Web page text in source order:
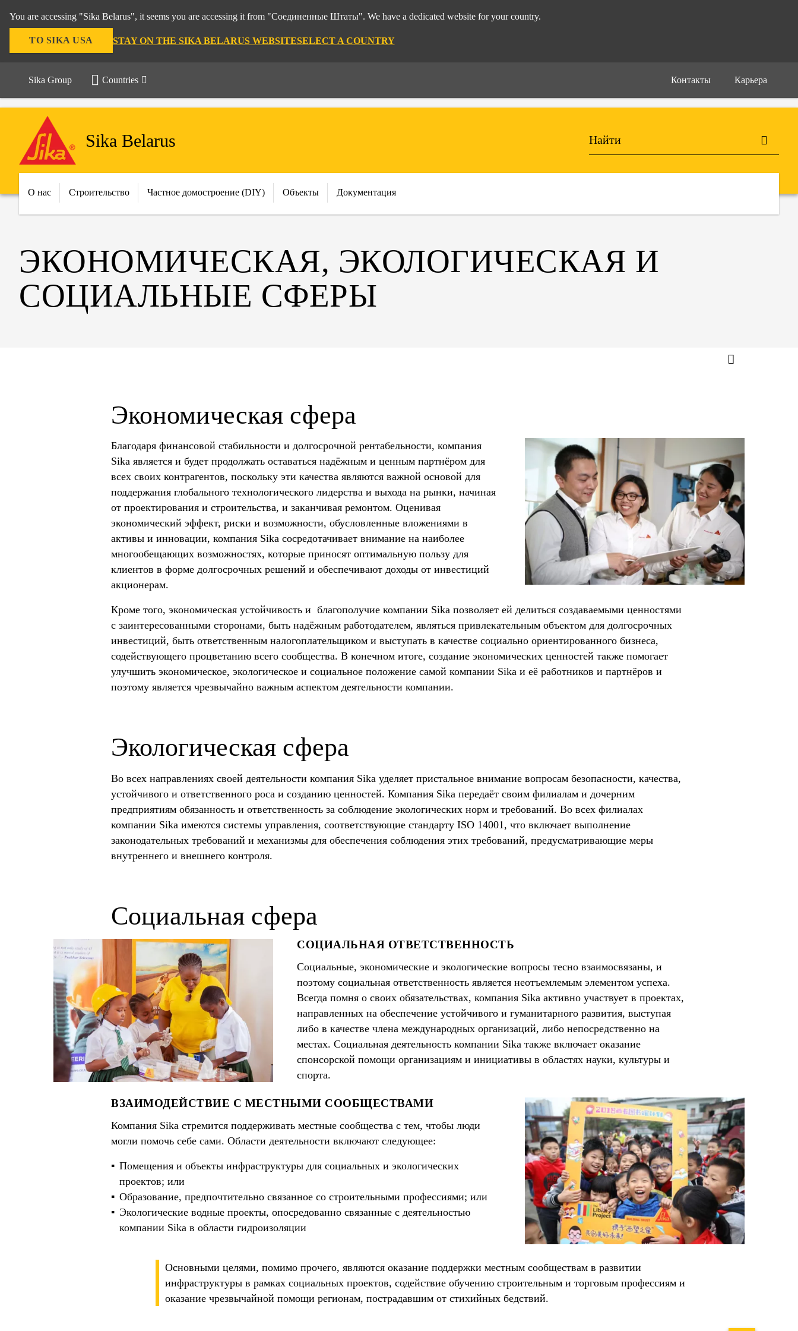
You are accessing "Sika Belarus", it seems you are accessing it from "Соединенные Штаты". We have a dedicated website for your country.
TO SIKA USA STAY ON THE SIKA BELARUS WEBSITESELECT A COUNTRY
Sika Group Countries Контакты Карьера
Sika Belarus
О нас Строительство Частное домостроение (DIY) Объекты Документация
ЭКОНОМИЧЕСКАЯ, ЭКОЛОГИЧЕСКАЯ И
СОЦИАЛЬНЫЕ СФЕРЫ
Экономическая сфера
Благодаря финансовой стабильности и долгосрочной рентабельности, компания
Sika является и будет продолжать оставаться надёжным и ценным партнёром для
всех своих контрагентов, поскольку эти качества являются важной основой для
поддержания глобального технологического лидерства и выхода на рынки, начиная
от проектирования и строительства, и заканчивая ремонтом. Оценивая
экономический эффект, риски и возможности, обусловленные вложениями в
активы и инновации, компания Sika сосредотачивает внимание на наиболее
многообещающих возможностях, которые приносят оптимальную пользу для
клиентов в форме долгосрочных решений и обеспечивают доходы от инвестиций
акционерам.
Кроме того, экономическая устойчивость и благополучие компании Sika позволяет ей делиться создаваемыми ценностями
с заинтересованными сторонами, быть надёжным работодателем, являться привлекательным объектом для долгосрочных
инвестиций, быть ответственным налогоплательщиком и выступать в качестве социально ориентированного бизнеса,
содействующего процветанию всего сообщества. В конечном итоге, создание экономических ценностей также помогает
улучшить экономическое, экологическое и социальное положение самой компании Sika и её работников и партнёров и
поэтому является чрезвычайно важным аспектом деятельности компании.
Экологическая сфера
Во всех направлениях своей деятельности компания Sika уделяет пристальное внимание вопросам безопасности, качества,
устойчивого и ответственного роса и созданию ценностей. Компания Sika передаёт своим филиалам и дочерним
предприятиям обязанность и ответственность за соблюдение экологических норм и требований. Во всех филиалах
компании Sika имеются системы управления, соответствующие стандарту ISO 14001, что включает выполнение
законодательных требований и механизмы для обеспечения соблюдения этих требований, предусматривающие меры
внутреннего и внешнего контроля.
Социальная сфера
СОЦИАЛЬНАЯ ОТВЕТСТВЕННОСТЬ
Социальные, экономические и экологические вопросы тесно взаимосвязаны, и
поэтому социальная ответственность является неотъемлемым элементом успеха.
Всегда помня о своих обязательствах, компания Sika активно участвует в проектах,
направленных на обеспечение устойчивого и гуманитарного развития, выступая
либо в качестве члена международных организаций, либо непосредственно на
местах. Социальная деятельность компании Sika также включает оказание
спонсорской помощи организациям и инициативы в областях науки, культуры и
спорта.
ВЗАИМОДЕЙСТВИЕ С МЕСТНЫМИ СООБЩЕСТВАМИ
Компания Sika стремится поддерживать местные сообщества с тем, чтобы люди
могли помочь себе сами. Области деятельности включают следующее:
Помещения и объекты инфраструктуры для социальных и экологических
проектов; или
Образование, предпочтительно связанное со строительными профессиями; или
Экологические водные проекты, опосредованно связанные с деятельностью
компании Sika в области гидроизоляции
Основными целями, помимо прочего, являются оказание поддержки местным сообществам в развитии
инфраструктуры в рамках социальных проектов, содействие обучению строительным и торговым профессиям и
оказание чрезвычайной помощи регионам, пострадавшим от стихийных бедствий.